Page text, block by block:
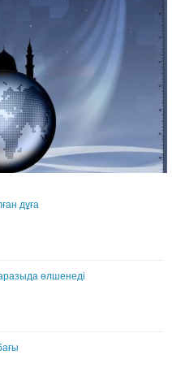
дұға
өлшенеді